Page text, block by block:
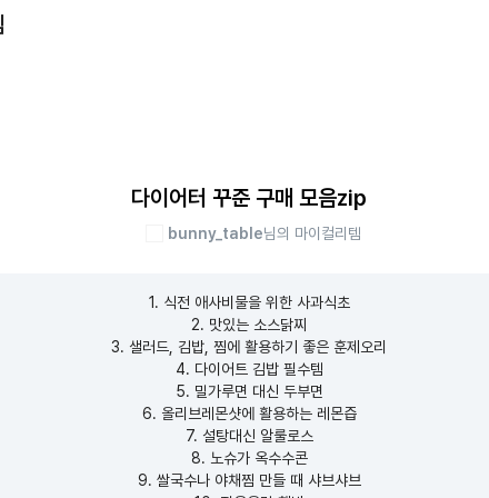
다이어터 꾸준 구매 모음zip
bunny_table님의 마이컬리템
1. 식전 애사비물을 위한 사과식초
2. 맛있는 소스닭찌
3. 샐러드, 김밥, 찜에 활용하기 좋은 훈제오리
4. 다이어트 김밥 필수템
5. 밀가루면 대신 두부면
6. 올리브레몬샷에 활용하는 레몬즙
7. 설탕대신 알룰로스
8. 노슈가 옥수수콘
9. 쌀국수나 야채찜 만들 때 샤브샤브